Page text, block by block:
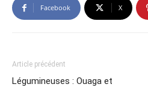
Facebook X
Article précédent
Légumineuses : Ouaga et